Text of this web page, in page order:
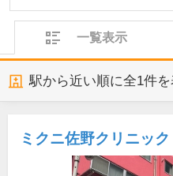
一覧表示
駅から近い順に全1件
ミクニ佐野クリニック